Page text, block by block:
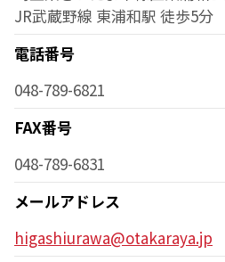
JR武蔵野線 東浦和駅 徒歩5分
電話番号
048-789-6821
FAX番号
048-789-6831
メールアドレス
higashiurawa@otakaraya.jp